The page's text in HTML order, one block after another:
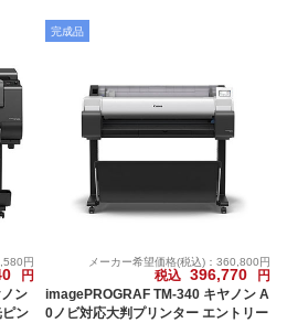
円
円
ン
ン
完成品
メーカー希望価格(税込)：360,800円
税込 396,770
円
imagePROGRAF TM-340 キヤノン A
0ノビ対応大判プリンター エントリー